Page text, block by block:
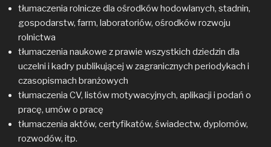
tłumaczenia rolnicze dla ośrodków hodowlanych, stadnin,
gospodarstw, farm, laboratoriów, ośrodków rozwoju
rolnictwa
tłumaczenia naukowe z prawie wszystkich dziedzin dla
uczelni i kadry publikującej w zagranicznych periodykach i
czasopismach branżowych
tłumaczenia CV, listów motywacyjnych, aplikacji i podań o
pracę, umów o pracę
tłumaczenia aktów, certyfikatów, świadectw, dyplomów,
rozwodów, itp.